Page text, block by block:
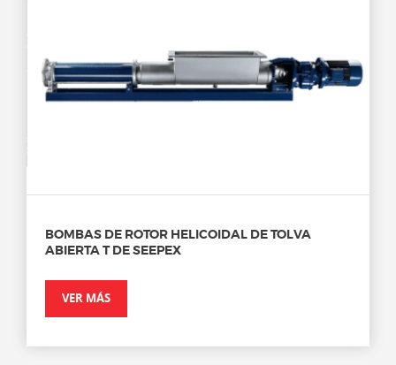
BOMBAS DE ROTOR HELICOIDAL DE TOLVA
ABIERTA T DE SEEPEX
VER MÁS